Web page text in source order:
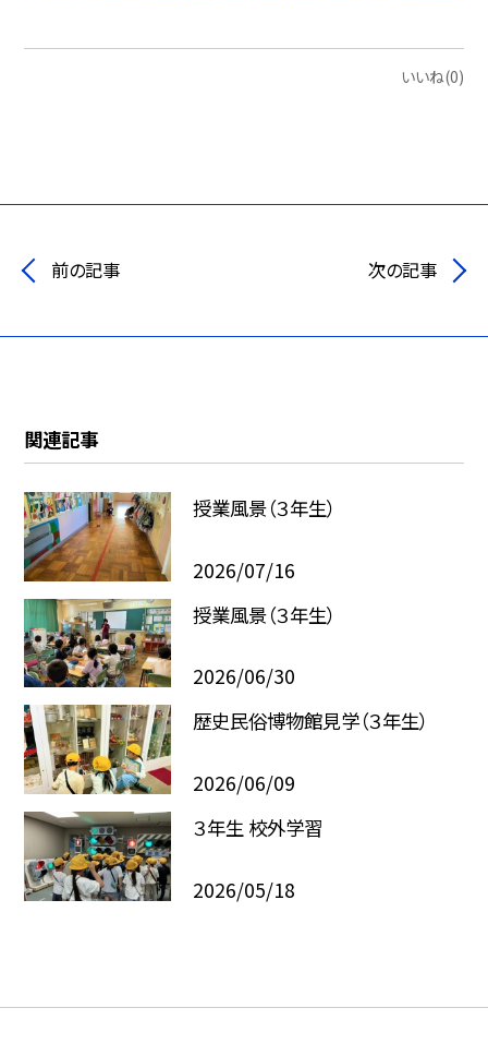
いいね(0)
前の記事 次の記事
関連記事
授業風景（３年生）
2026/07/16
授業風景（３年生）
2026/06/30
歴史民俗博物館見学（３年生）
2026/06/09
３年生 校外学習
2026/05/18